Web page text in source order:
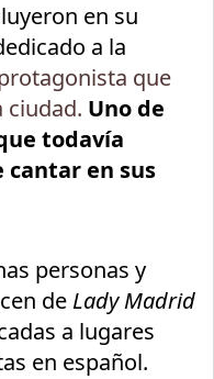
en su
a la
que
ciudad. Uno de
todavía
cantar en sus
personas y
de Lady Madrid
a lugares
en español.